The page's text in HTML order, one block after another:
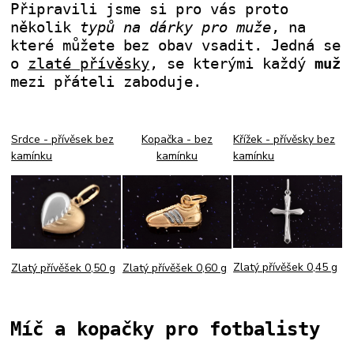
Připravili jsme si pro vás proto
několik typů na dárky pro muže, na
které můžete bez obav vsadit. Jedná se
o zlaté přívěsky, se kterými každýmuž
mezi přáteli zaboduje.
Srdce - přívěsek bez
kamínku
Zlatý přívěšek 0,50 g
Kopačka - bez
kamínku
Zlatý přívěšek 0,60 g
Křížek - přívěsky bez
kamínku
Zlatý přívěšek 0,45 g
Míč a kopačky pro fotbalisty